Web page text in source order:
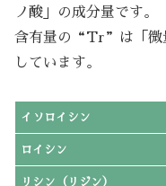
ノ酸」の成分量です。
含有量の“Tr”は「微
しています。
イソロイシン
ロイシン
リシン（リジン）